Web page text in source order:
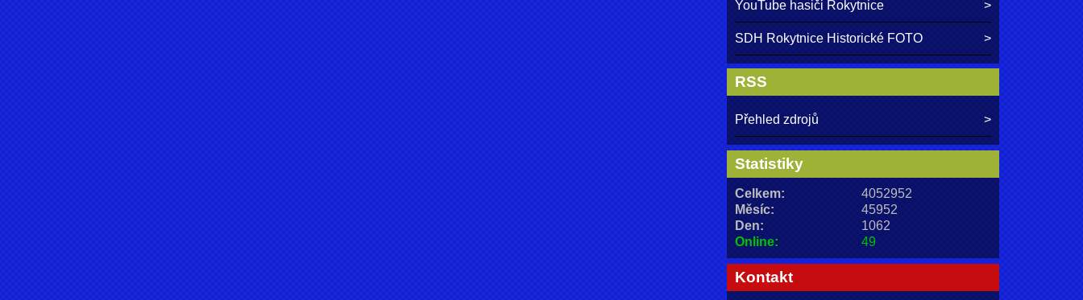
YouTube hasiči Rokytnice
SDH Rokytnice Historické FOTO
RSS
Přehled zdrojů
Statistiky
Online: 49
Celkem:
4052952
Měsíc:
45952
Den:
1062
Kontakt